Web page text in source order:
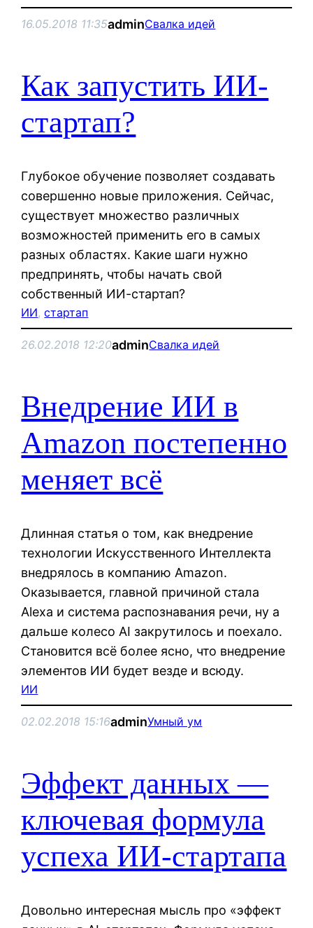
16.05.2018 11:35adminСвалка идей
Как запустить ИИ-
стартап?
Глубокое обучение позволяет создавать
совершенно новые приложения. Сейчас,
существует множество различных
возможностей применить его в самых
разных областях. Какие шаги нужно
предпринять, чтобы начать свой
собственный ИИ-стартап?
ИИ, стартап
26.02.2018 12:20adminСвалка идей
Внедрение ИИ в
Amazon постепенно
меняет всё
Длинная статья о том, как внедрение
технологии Искусственного Интеллекта
внедрялось в компанию Amazon.
Оказывается, главной причиной стала
Alexa и система распознавания речи, ну а
дальше колесо AI закрутилось и поехало.
Становится всё более ясно, что внедрение
элементов ИИ будет везде и всюду.
ИИ
02.02.2018 15:16adminУмный ум
Эффект данных —
ключевая формула
успеха ИИ-стартапа
Довольно интересная мысль про «эффект